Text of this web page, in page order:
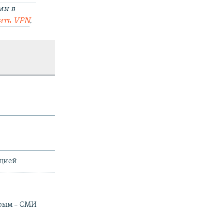
в
VPN.
– СМИ